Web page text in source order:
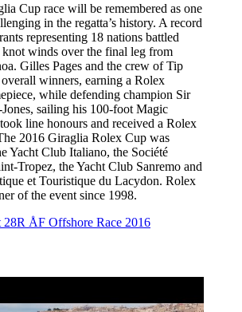
Cup race will be remembered as one
in the regatta’s history. A record
representing 18 nations battled
knot winds over the final leg from
Gilles Pages and the crew of Tip
overall winners, earning a Rolex
while defending champion Sir
sailing his 100-foot Magic
line honours and received a Rolex
2016 Giraglia Rolex Cup was
Yacht Club Italiano, the Société
Tropez, the Yacht Club Sanremo and
et Touristique du Lacydon. Rolex
of the event since 1998.
28R ÅF Offshore Race 2016